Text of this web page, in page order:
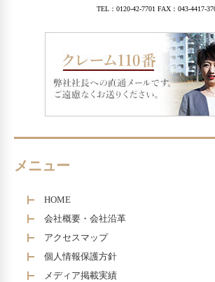
TEL：0120-42-7701 FAX：043-4417-
メニュー
HOME
会社概要・会社沿革
アクセスマップ
個人情報保護方針
メディア掲載実績